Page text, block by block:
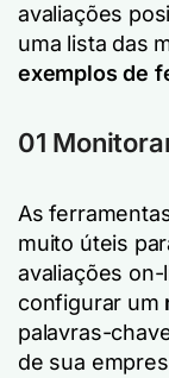
avaliações
uma lista das
exemplos de
01
As
muito úteis
avaliações
configurar um
palavras-
de sua